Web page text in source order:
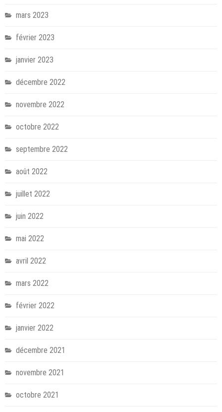
mars 2023
février 2023
janvier 2023
décembre 2022
novembre 2022
octobre 2022
septembre 2022
août 2022
juillet 2022
juin 2022
mai 2022
avril 2022
mars 2022
février 2022
janvier 2022
décembre 2021
novembre 2021
octobre 2021